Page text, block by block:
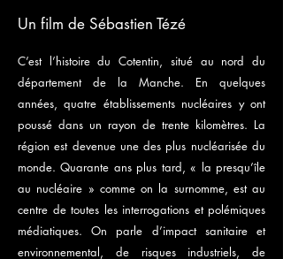
Un film de Sébastien Tézé
C’est l’histoire du Cotentin, situé au nord du
département de la Manche. En quelques
années, quatre établissements nucléaires y ont
poussé dans un rayon de trente kilomètres. La
région est devenue une des plus nucléarisée du
monde. Quarante ans plus tard, « la presqu’île
au nucléaire » comme on la surnomme, est au
centre de toutes les interrogations et polémiques
médiatiques. On parle d’impact sanitaire et
environnemental, de risques industriels, de